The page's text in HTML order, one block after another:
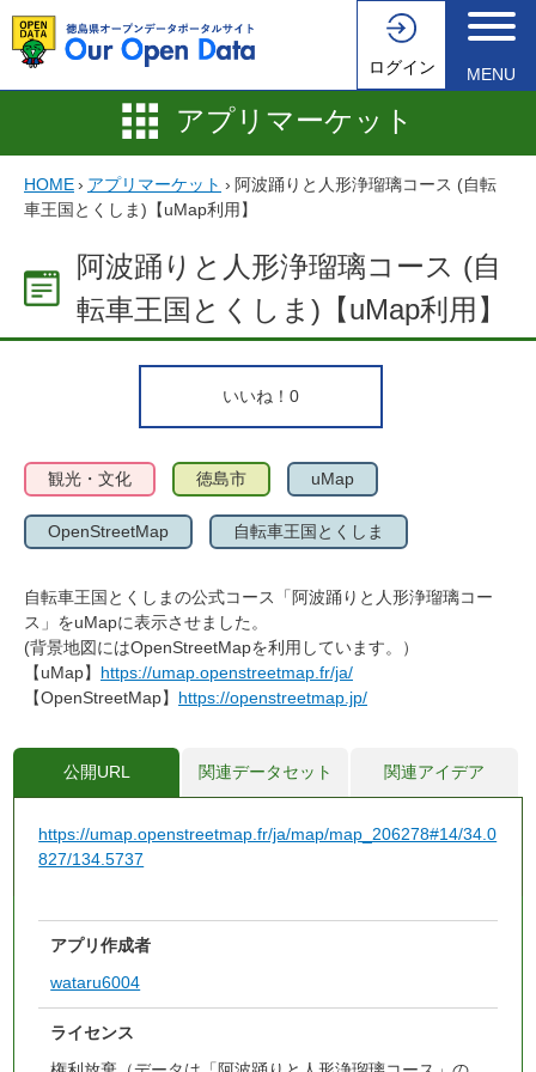
ログイン MENU
アプリマーケット
HOME› アプリマーケット › 阿波踊りと人形浄瑠璃コース (自転
車王国とくしま)【uMap利用】
阿波踊りと人形浄瑠璃コース (自
転車王国とくしま)【uMap利用】
いいね！ 0
観光・文化 徳島市 uMap
OpenStreetMap 自転車王国とくしま
自転車王国とくしまの公式コース「阿波踊りと人形浄瑠璃コー
ス」をuMapに表示させました。
(背景地図にはOpenStreetMapを利用しています。）
【uMap】 https://umap.openstreetmap.fr/ja/
【OpenStreetMap】 https://openstreetmap.jp/
公開URL 関連データセット 関連アイデア
https://umap.openstreetmap.fr/ja/map/map_206278#14/34.0
827/134.5737
アプリ作成者
wataru6004
ライセンス